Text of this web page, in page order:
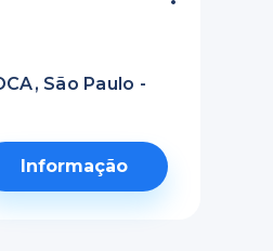
São Paulo -
Informação